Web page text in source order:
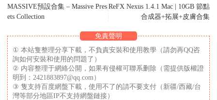
MASSIVE預設合集 – Massive Pres
ets Collection
ReFX Nexus 1.4.1 Mac | 10GB 節點
合成器+拓展+皮膚合集
免責聲明
① 本站隻整理分享下載，不負責安裝和使用教學（請勿再QQ咨
詢如何安裝和使用的問題了）
② 内容整理于網絡公開，如果有侵權可聯系删除（需提供版權證
明到：2421883897@qq.com）
③ 隻支持百度網盤下載，使用不了的請不要支付（新疆/西藏/台
灣等部分地區IP不支持網盤鏈接）